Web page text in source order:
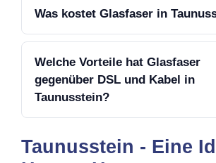
Was kostet Glasfaser in
Welche Vorteile hat Glasfaser
gegenüber DSL und Kabel in
Taunusstein?
Taunusstein - Eine